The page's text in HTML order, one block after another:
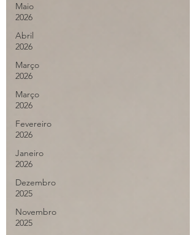
Maio
2026
Abril
2026
Março
2026
Março
2026
Fevereiro
2026
Janeiro
2026
Dezembro
2025
Novembro
2025